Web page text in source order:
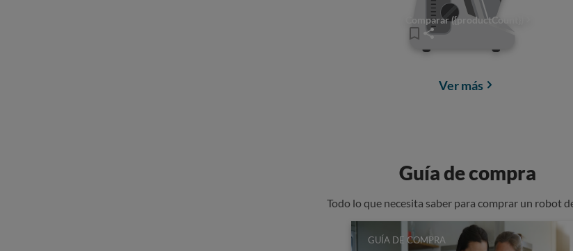
Comparar ({productCount})
Ver más
Guía de compra
Todo lo que necesita saber para comprar un robot
GUÍA DE COMPRA